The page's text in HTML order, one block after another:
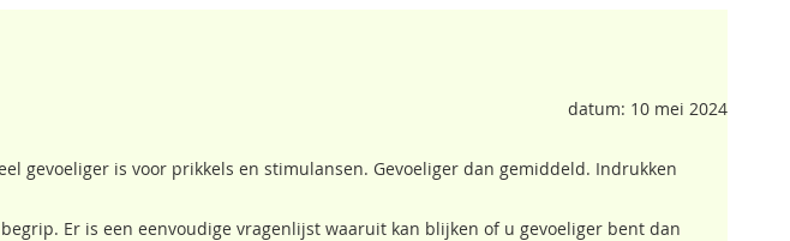
datum: 10 mei 2024
gevoeliger is voor prikkels en stimulansen. Gevoeliger dan gemiddeld. Indrukken
Er is een eenvoudige vragenlijst waaruit kan blijken of u gevoeliger bent dan